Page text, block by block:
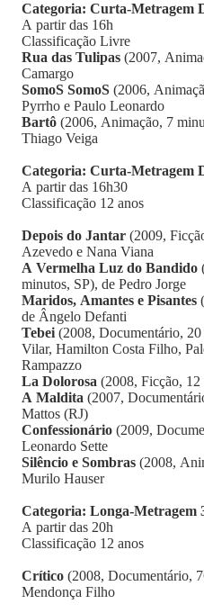
Categoria: Curta-Metragem
A partir das 16h
Classificação Livre
Rua das Tulipas (2007,
Camargo
SomoS SomoS (2006,
Pyrrho e Paulo Leonardo
Bartô (2006, Animação, 7
Thiago Veiga
Categoria: Curta-Metragem
A partir das 16h30
Classificação 12 anos
Depois do Jantar (2009,
Azevedo e Nana Viana
A Vermelha Luz do Bandido
minutos, SP), de Pedro Jorge
Maridos, Amantes e Pisantes
de Ângelo Defanti
Tebei (2008, Documentário,
Vilar, Hamilton Costa Filho,
Rampazzo
La Dolorosa (2008, Ficção,
A Maldita (2007,
Mattos (RJ)
Confessionário (2009,
Leonardo Sette
Silêncio e Sombras (2008,
Murilo Hauser
Categoria: Longa-Metragem
A partir das 20h
Classificação 12 anos
Crítico (2008, Documentário,
Mendonça Filho